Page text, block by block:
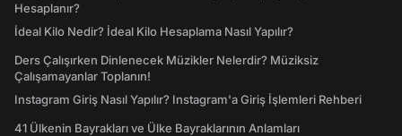
Hesaplanır?
İdeal Kilo Nedir? İdeal Kilo Hesaplama Nasıl Yapılır?
Ders Çalışırken Dinlenecek Müzikler Nelerdir? Müziksiz
Çalışamayanlar Toplanın!
Instagram Giriş Nasıl Yapılır? Instagram'a Giriş İşlemleri Rehberi
41 Ülkenin Bayrakları ve Ülke Bayraklarının Anlamları